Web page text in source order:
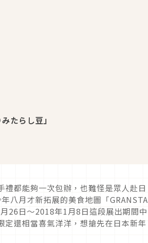
たらし豆」
都能夠一次包辦，也難怪是眾人赴日
八月才新拓展的美食地圖「GRANSTA
26日〜2018年1月8日這段展出期間中
還相當喜氣洋洋，想搶先在日本新年